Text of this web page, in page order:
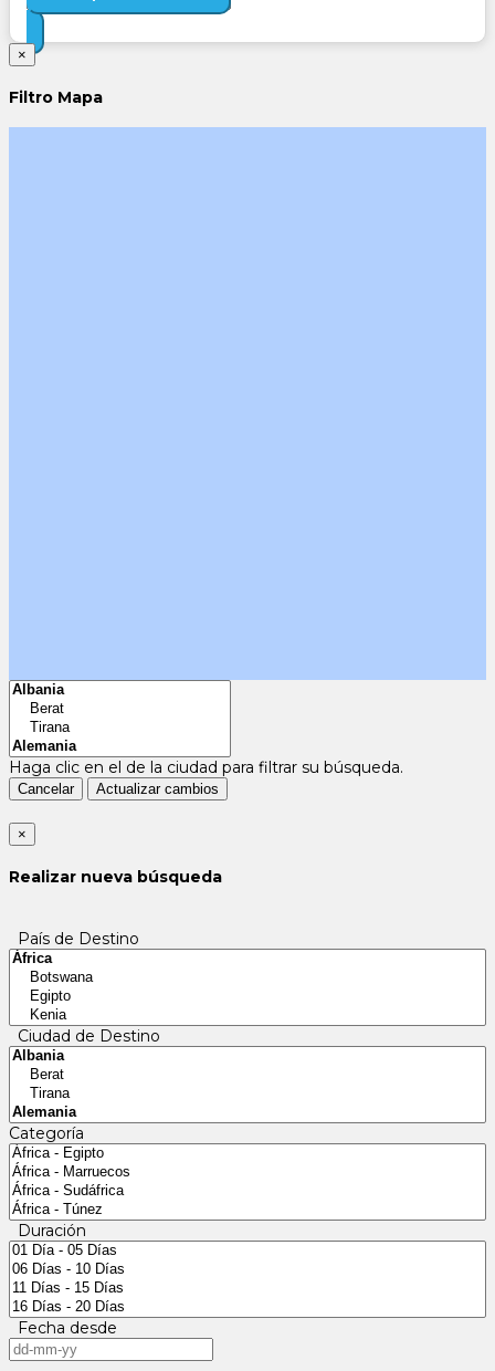
×
Filtro Mapa
Haga clic en el de la ciudad para filtrar su búsqueda.
Cancelar Actualizar cambios
×
Realizar nueva búsqueda
País de Destino
Ciudad de Destino
Categoría
Duración
Fecha desde